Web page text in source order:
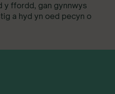
y ffordd, gan gynnwys
a hyd yn oed pecyn o